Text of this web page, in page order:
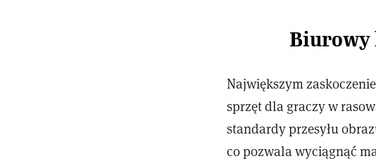
Biurowy
Największym
sprzęt dla graczy w
standardy przesyłu
co pozwala wyciągnąć